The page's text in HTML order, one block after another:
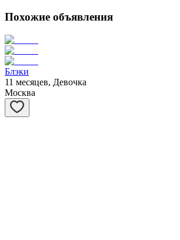
Похожие объявления
Блэки
11 месяцев, Девочка
Москва